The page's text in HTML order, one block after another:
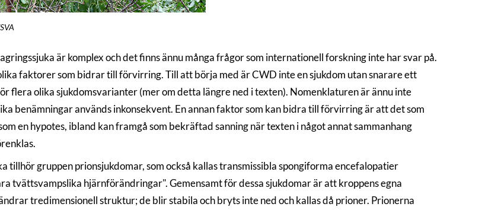
är komplex och det finns ännu många frågor som internationell forskning inte har svar på.
faktorer som bidrar till förvirring. Till att börja med är CWD inte en sjukdom utan snarare ett
flera olika sjukdomsvarianter (mer om detta längre ned i texten). Nomenklaturen är ännu inte
benämningar används inkonsekvent. En annan faktor som kan bidra till förvirring är att det som
en hypotes, ibland kan framgå som bekräftad sanning när texten i något annat sammanhang
tillhör gruppen prionsjukdomar, som också kallas transmissibla spongiforma encefalopatier
tvättsvampslika hjärnförändringar". Gemensamt för dessa sjukdomar är att kroppens egna
tredimensionell struktur; de blir stabila och bryts inte ned och kallas då prioner. Prionerna